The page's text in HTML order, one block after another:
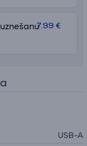
7.99 €
USB-A